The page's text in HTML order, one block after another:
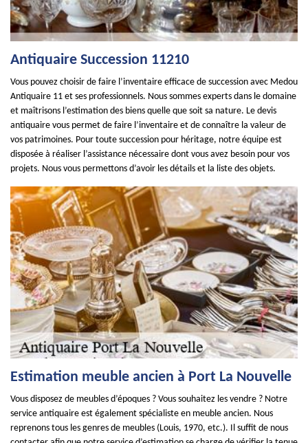
Antiquaire Succession 11210
Vous pouvez choisir de faire l’inventaire efficace de succession avec Medou
Antiquaire 11 et ses professionnels. Nous sommes experts dans le domaine
et maîtrisons l’estimation des biens quelle que soit sa nature. Le devis
antiquaire vous permet de faire l’inventaire et de connaître la valeur de
vos patrimoines. Pour toute succession pour héritage, notre équipe est
disposée à réaliser l’assistance nécessaire dont vous avez besoin pour vos
projets. Nous vous permettons d’avoir les détails et la liste des objets.
Estimation meuble ancien à Port La Nouvelle
Vous disposez de meubles d’époques ? Vous souhaitez les vendre ? Notre
service antiquaire est également spécialiste en meuble ancien. Nous
reprenons tous les genres de meubles (Louis, 1970, etc.). Il suffit de nous